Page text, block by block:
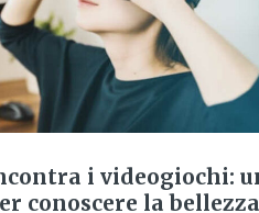
i videogiochi:
conoscere la bellezza